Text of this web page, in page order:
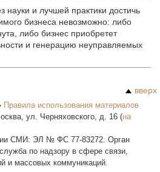
науки и лучшей практики достичь
бизнеса невозможно: либо
либо бизнес приобретет
и генерацию неуправляемых
вверх
Правила использования материалов
, ул. Черняховского, д. 16 (на
СМИ: ЭЛ № ФС 77-83272. Орган
по надзору в сфере связи,
и массовых коммуникаций.